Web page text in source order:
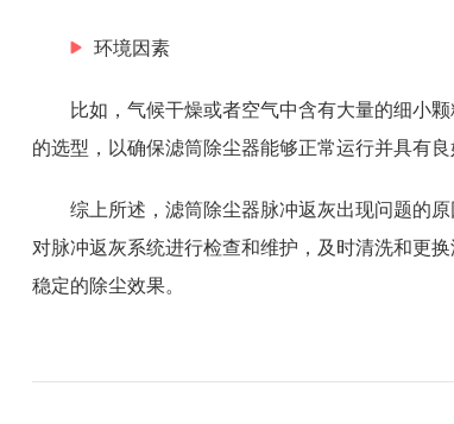
环境因素
比如，气候干燥或者空气中含有大量的细小
的选型，以确保滤筒除尘器能够正常运行并具有良
综上所述，滤筒除尘器脉冲返灰出现问题的
对脉冲返灰系统进行检查和维护，及时清洗和更
稳定的除尘效果。